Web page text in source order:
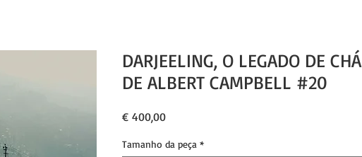
DARJEELING, O LEGADO DE CHÁ
DE ALBERT CAMPBELL #20
€ 400,00Preço
Tamanho da peça *